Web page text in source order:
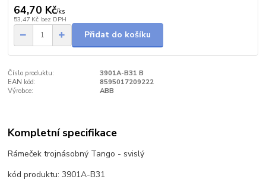
64,70 Kč/ks
53,47 Kč bez DPH
Přidat do košíku
Číslo produktu:
3901A-B31 B
EAN kód:
8595017209222
Výrobce:
ABB
Kompletní specifikace
Rámeček trojnásobný Tango - svislý
kód produktu: 3901A-B31